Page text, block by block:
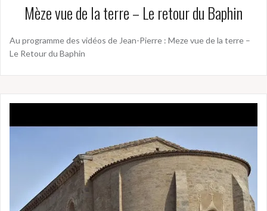
Mèze vue de la terre – Le retour du Baphin
Au programme des vidéos de Jean-Pierre : Meze vue de la terre –
Le Retour du Baphin